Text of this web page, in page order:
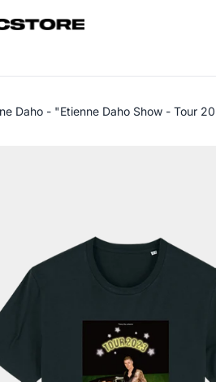
Daho - "Etienne Daho Show - Tour